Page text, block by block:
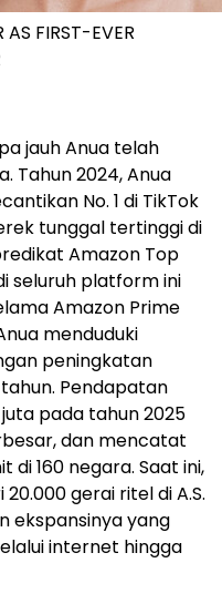
AS FIRST-EVER
jauh Anua telah
Tahun 2024, Anua
No. 1 di TikTok
tunggal tertinggi di
Amazon Top
seluruh platform ini
Amazon Prime
menduduki
peningkatan
Pendapatan
pada tahun 2025
dan mencatat
di 160 negara. Saat ini,
gerai ritel di A.S.
ekspansinya yang
internet hingga